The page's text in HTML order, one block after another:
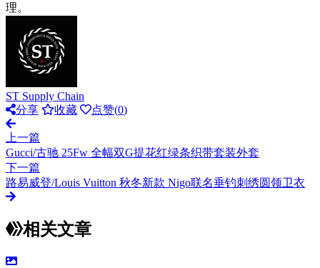
理。
ST Supply Chain
分享
收藏 点赞(0)
上一篇
Gucci/古驰 25Fw 全幅双G提花红绿条织带套装外套
下一篇
路易威登/Louis Vuitton 秋冬新款 Nigo联名垂钓刺绣圆领卫衣
相关文章